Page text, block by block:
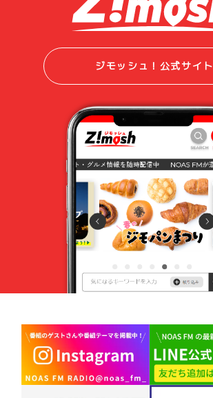
ジモッシュ！公式サイト